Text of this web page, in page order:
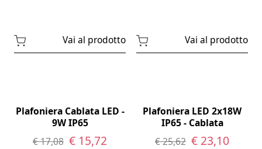
Vai al prodotto
Plafoniera Cablata LED -
9W IP65
€ 17,08 € 15,72
Vai al prodotto
Plafoniera LED 2x18W
IP65 - Cablata
€ 25,62 € 23,10